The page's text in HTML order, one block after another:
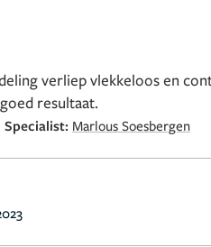
verliep vlekkeloos en
resultaat.
Specialist: Marlous Soesbergen